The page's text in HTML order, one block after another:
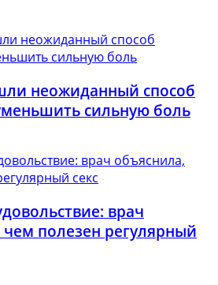
неожиданный способ
сильную боль
врач
полезен регулярный